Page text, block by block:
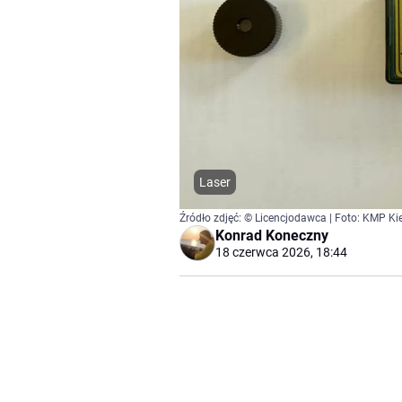
Laser
Źródło zdjęć: © Licencjodawca | Foto: KMP
Konrad Koneczny
18 czerwca 2026, 18:44